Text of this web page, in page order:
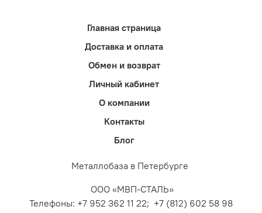
Главная страница
Доставка и оплата
Обмен и возврат
Личный кабинет
О компании
Контакты
Блог
Металлобаза в Петербурге
ООО «МВП-СТАЛЬ»
Телефоны: +7 952 362 11 22; +7 (812) 602 58 98